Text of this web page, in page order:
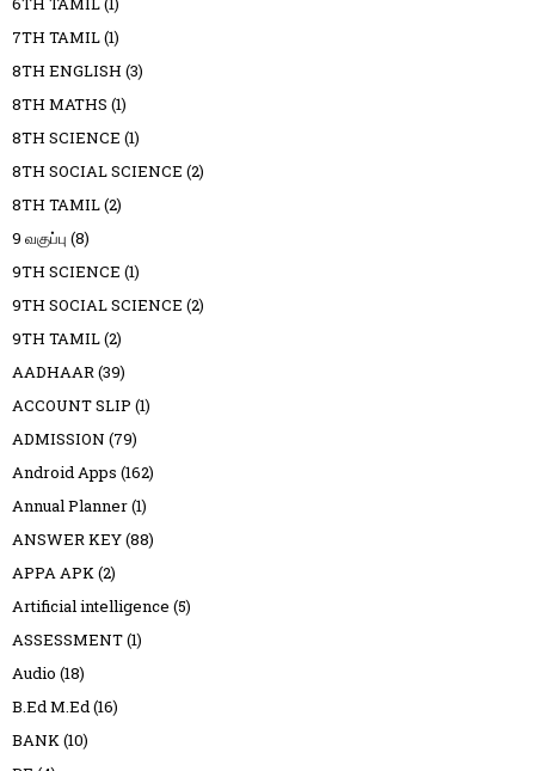
7TH TAMIL(1)
8TH ENGLISH (3)
8TH MATHS (1)
8TH SCIENCE (1)
8TH SOCIAL SCIENCE (2)
8TH TAMIL(2)
9 வகுப்பு (8)
9TH SCIENCE (1)
9TH SOCIAL SCIENCE (2)
9TH TAMIL(2)
AADHAAR(39)
ACCOUNT SLIP (1)
ADMISSION (79)
Android Apps (162)
Annual Planner(1)
ANSWER KEY(88)
APPA APK(2)
Artificial intelligence (5)
ASSESSMENT(1)
Audio (18)
B.Ed M.Ed(16)
BANK(10)